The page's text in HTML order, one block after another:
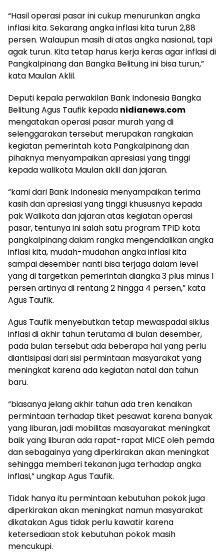
“Hasil operasi pasar ini cukup menurunkan angka
inflasi kita. Sekarang angka inflasi kita turun 2,88
persen. Walaupun masih di atas angka nasional, tapi
agak turun. Kita tetap harus kerja keras agar inflasi di
Pangkalpinang dan Bangka Belitung ini bisa turun,”
kata Maulan Aklil.
Deputi kepala perwakilan Bank Indonesia Bangka
Belitung Agus Taufik kepada nidianews.com
mengatakan operasi pasar murah yang di
selenggarakan tersebut merupakan rangkaian
kegiatan pemerintah kota Pangkalpinang dan
pihaknya menyampaikan apresiasi yang tinggi
kepada walikota Maulan aklil dan jajaran.
“kami dari Bank Indonesia menyampaikan terima
kasih dan apresiasi yang tinggi khususnya kepada
pak Walikota dan jajaran atas kegiatan operasi
pasar, tentunya ini salah satu program TPID kota
pangkalpinang dalam rangka mengendalikan angka
inflasi kita, mudah-mudahan angka inflasi kita
sampai desember nanti bisa terjaga dalam level
yang di targetkan pemerintah diangka 3 plus minus 1
persen artinya di rentang 2 hingga 4 persen,” kata
Agus Taufik.
Agus Taufik menyebutkan tetap mewaspadai siklus
inflasi di akhir tahun terutama di bulan desember,
pada bulan tersebut ada beberapa hal yang perlu
diantisipasi dari sisi permintaan masyarakat yang
meningkat karena ada kegiatan natal dan tahun
baru.
“biasanya jelang akhir tahun ada tren kenaikan
permintaan terhadap tiket pesawat karena banyak
yang liburan, jadi mobilitas masayarakat meningkat
baik yang liburan ada rapat-rapat MICE oleh pemda
dan sebagainya yang diperkirakan akan meningkat
sehingga memberi tekanan juga terhadap angka
inflasi,” ungkap Agus Taufik.
Tidak hanya itu permintaan kebutuhan pokok juga
diperkirakan akan meningkat namun masyarakat
dikatakan Agus tidak perlu kawatir karena
ketersediaan stok kebutuhan pokok masih
mencukupi.